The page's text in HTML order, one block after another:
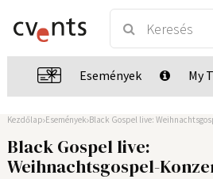
Események My
Kezdőlap Események Black Gospel live:
Black Gospel live:
Weihnachtsgospel-